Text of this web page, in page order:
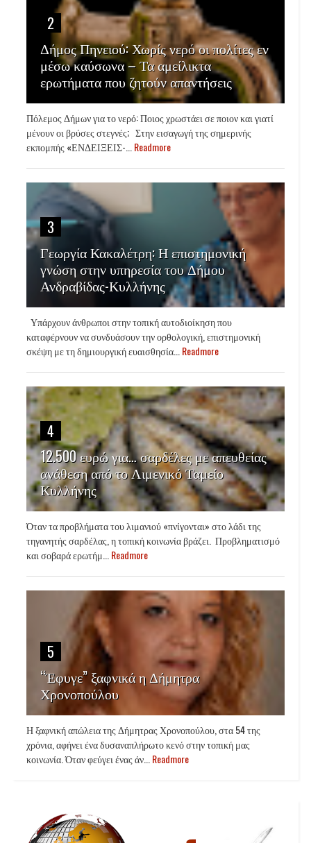
2
Δήμος Πηνειού: Χωρίς νερό οι πολίτες εν
μέσω καύσωνα – Τα αμείλικτα
ερωτήματα που ζητούν απαντήσεις
Πόλεμος Δήμων για το νερό: Ποιος χρωστάει σε ποιον και γιατί
μένουν οι βρύσες στεγνές; Στην εισαγωγή της σημερινής
εκπομπής «ΕΝΔΕΙΞΕΙΣ-...Readmore
3
Γεωργία Κακαλέτρη: Η επιστημονική
γνώση στην υπηρεσία του Δήμου
Ανδραβίδας-Κυλλήνης
Υπάρχουν άνθρωποι στην τοπική αυτοδιοίκηση που
καταφέρνουν να συνδυάσουν την ορθολογική, επιστημονική
σκέψη με τη δημιουργική ευαισθησία...Readmore
4
12.500 ευρώ για… σαρδέλες με απευθείας
ανάθεση από το Λιμενικό Ταμείο
Κυλλήνης
Όταν τα προβλήματα του λιμανιού «πνίγονται» στο λάδι της
τηγανητής σαρδέλας, η τοπική κοινωνία βράζει. Προβληματισμό
και σοβαρά ερωτήμ...Readmore
5
“Έφυγε” ξαφνικά η Δήμητρα
Χρονοπούλου
Η ξαφνική απώλεια της Δήμητρας Χρονοπούλου, στα 54 της
χρόνια, αφήνει ένα δυσαναπλήρωτο κενό στην τοπική μας
κοινωνία. Όταν φεύγει ένας άν...Readmore